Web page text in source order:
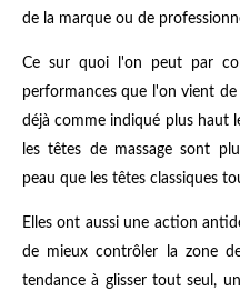
de la marque ou de
Ce sur quoi l'on peut par
performances que l'on vient
déjà comme indiqué plus haut
les têtes de massage sont
peau que les têtes classiques
Elles ont aussi une action
de mieux contrôler la zone
tendance à glisser tout seul,